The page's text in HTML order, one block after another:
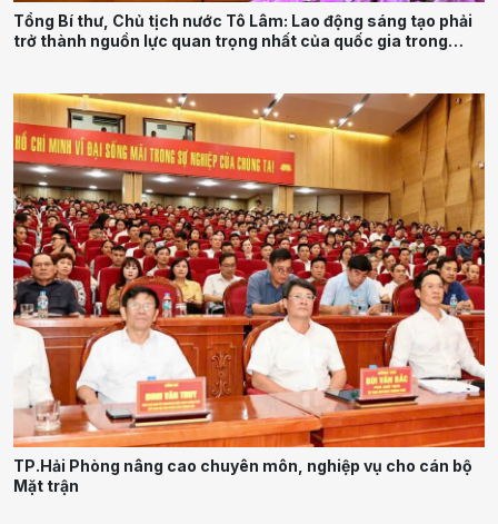
Tổng Bí thư, Chủ tịch nước Tô Lâm: Lao động sáng tạo phải
trở thành nguồn lực quan trọng nhất của quốc gia trong
TP.Hải Phòng nâng cao chuyên môn, nghiệp vụ cho cán bộ
Mặt trận